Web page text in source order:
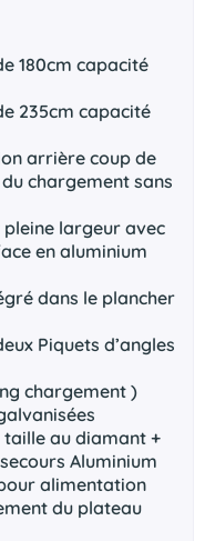
180cm capacité
235cm capacité
arrière coup de
chargement sans
largeur avec
en aluminium
dans le plancher
Piquets d’angles
chargement )
au diamant +
Aluminium
alimentation
du plateau